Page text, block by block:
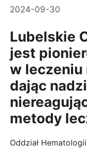
2024-09-30
Lubelskie
jest
w
dając
metody
Oddział